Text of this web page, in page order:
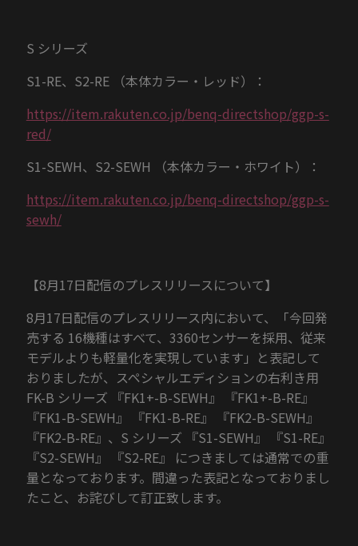
S シリーズ
S1-RE、S2-RE （本体カラー・レッド）：
https://item.rakuten.co.jp/benq-directshop/ggp-s-
red/
S1-SEWH、S2-SEWH （本体カラー・ホワイト）：
https://item.rakuten.co.jp/benq-directshop/ggp-s-
sewh/
【8月17日配信のプレスリリースについて】
8月17日配信のプレスリリース内において、「今回発
売する 16機種はすべて、3360センサーを採用、従来
モデルよりも軽量化を実現しています」と表記して
おりましたが、スペシャルエディションの右利き用
FK-B シリーズ 『FK1+-B-SEWH』 『FK1+-B-RE』
『FK1-B-SEWH』 『FK1-B-RE』 『FK2-B-SEWH』
『FK2-B-RE』、S シリーズ 『S1-SEWH』 『S1-RE』
『S2-SEWH』 『S2-RE』 につきましては通常での重
量となっております。間違った表記となっておりまし
たこと、お詫びして訂正致します。